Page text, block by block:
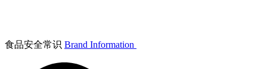
食品安全常识 Brand Information